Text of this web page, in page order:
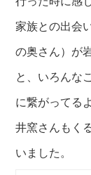
家族との出会
の奥さん）が
と、いろんな
に繋がってる
井窯さんもく
いました。